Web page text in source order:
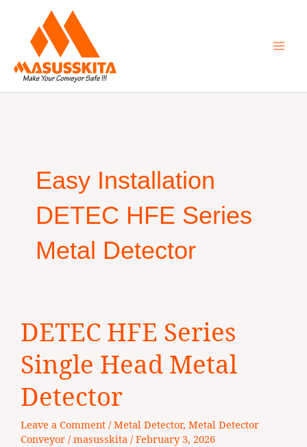
content
Easy Installation
DETEC HFE Series
Metal Detector
DETEC HFE Series
Single Head Metal
Detector
Leave a Comment / Metal Detector, Metal Detector
Conveyor/ masusskita / February 3, 2026
HFE
Single
Metal
Detector